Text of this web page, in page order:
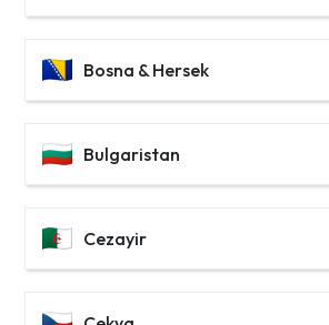
Bosna & Hersek
Bulgaristan
Cezayir